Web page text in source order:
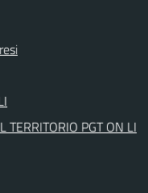
TERRITORIO PGT ON LI